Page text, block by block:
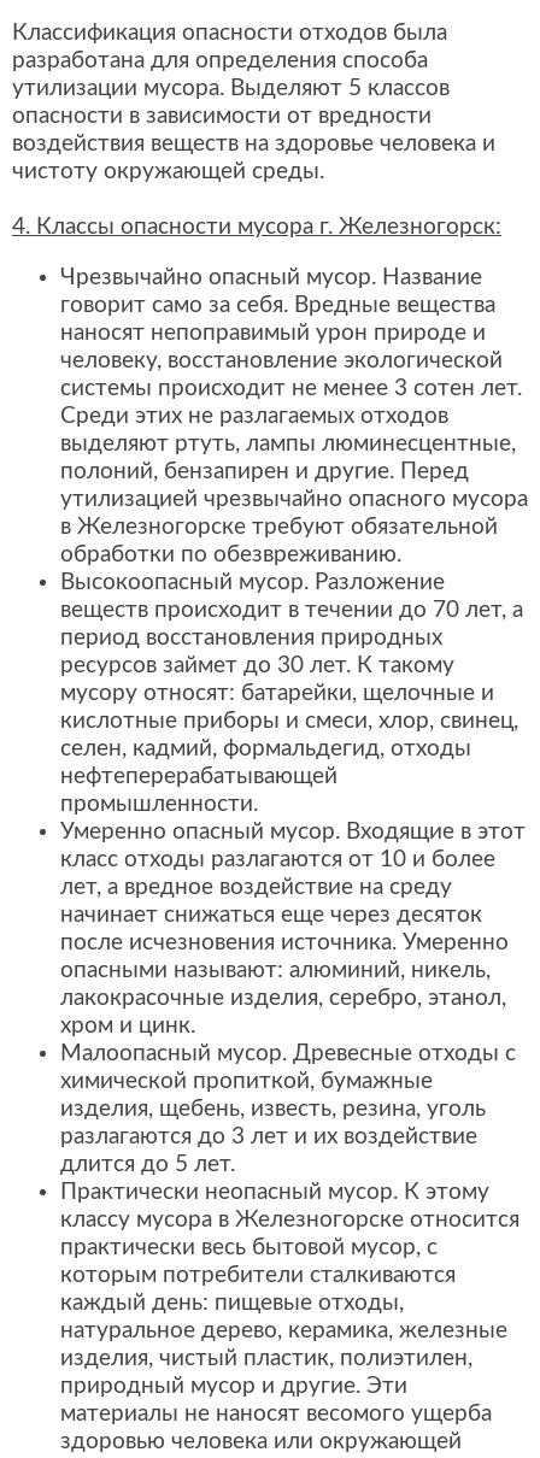
Классификация опасности отходов была
разработана для определения способа
утилизации мусора. Выделяют 5 классов
опасности в зависимости от вредности
воздействия веществ на здоровье человека и
чистоту окружающей среды.
4. Классы опасности мусора г. Железногорск:
Чрезвычайно опасный мусор. Название
говорит само за себя. Вредные вещества
наносят непоправимый урон природе и
человеку, восстановление экологической
системы происходит не менее 3 сотен лет.
Среди этих не разлагаемых отходов
выделяют ртуть, лампы люминесцентные,
полоний, бензапирен и другие. Перед
утилизацией чрезвычайно опасного мусора
в Железногорске требуют обязательной
обработки по обезвреживанию.
Высокоопасный мусор. Разложение
веществ происходит в течении до 70 лет, а
период восстановления природных
ресурсов займет до 30 лет. К такому
мусору относят: батарейки, щелочные и
кислотные приборы и смеси, хлор, свинец,
селен, кадмий, формальдегид, отходы
нефтеперерабатывающей
промышленности.
Умеренно опасный мусор. Входящие в этот
класс отходы разлагаются от 10 и более
лет, а вредное воздействие на среду
начинает снижаться еще через десяток
после исчезновения источника. Умеренно
опасными называют: алюминий, никель,
лакокрасочные изделия, серебро, этанол,
хром и цинк.
Малоопасный мусор. Древесные отходы с
химической пропиткой, бумажные
изделия, щебень, известь, резина, уголь
разлагаются до 3 лет и их воздействие
длится до 5 лет.
Практически неопасный мусор. К этому
классу мусора в Железногорске относится
практически весь бытовой мусор, с
которым потребители сталкиваются
каждый день: пищевые отходы,
натуральное дерево, керамика, железные
изделия, чистый пластик, полиэтилен,
природный мусор и другие. Эти
материалы не наносят весомого ущерба
здоровью человека или окружающей